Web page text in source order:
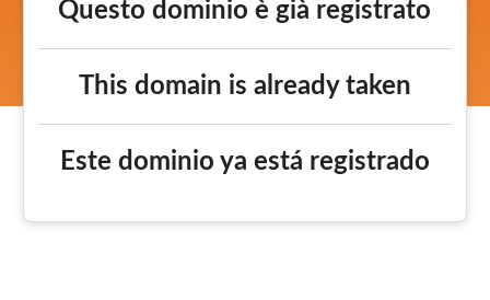
Questo dominio è già registrato
This domain is already taken
Este dominio ya está registrado